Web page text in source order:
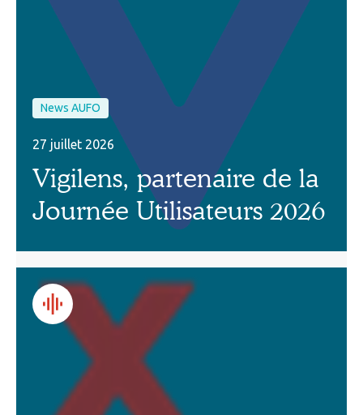
News AUFO
27 juillet 2026
Vigilens, partenaire de la
Journée Utilisateurs 2026